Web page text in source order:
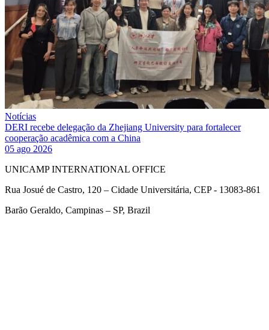
Notícias
DERI recebe delegação da Zhejiang University para fortalecer
cooperação acadêmica com a China
05 ago 2026
UNICAMP INTERNATIONAL OFFICE
Rua Josué de Castro, 120 – Cidade Universitária, CEP - 13083-861
Barão Geraldo, Campinas – SP, Brazil